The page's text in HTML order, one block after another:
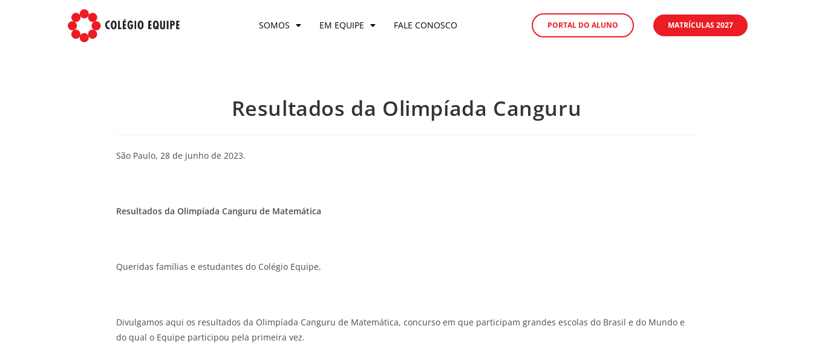
SOMOS EM EQUIPE FALE CONOSCO PORTAL DO ALUNO MATRÍCULAS 2027
Resultados da Olimpíada Canguru
São Paulo, 28 de junho de 2023.
Resultados da Olimpíada Canguru de Matemática
Queridas famílias e estudantes do Colégio Equipe,
Divulgamos aqui os resultados da Olimpíada Canguru de Matemática, concurso em que participam grandes escolas do Brasil e do Mundo e
do qual o Equipe participou pela primeira vez.